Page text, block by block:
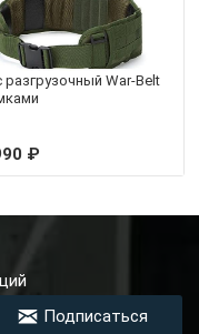
разгрузочный War-Belt
₽
Подписаться